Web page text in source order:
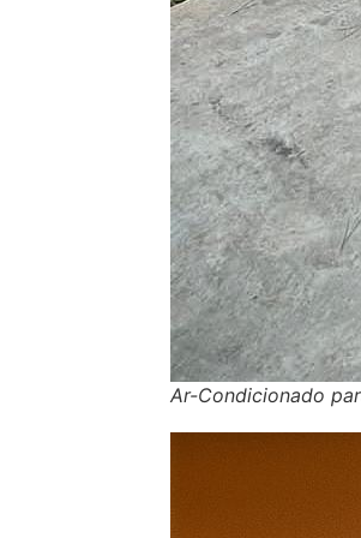
Ar-Condicionado